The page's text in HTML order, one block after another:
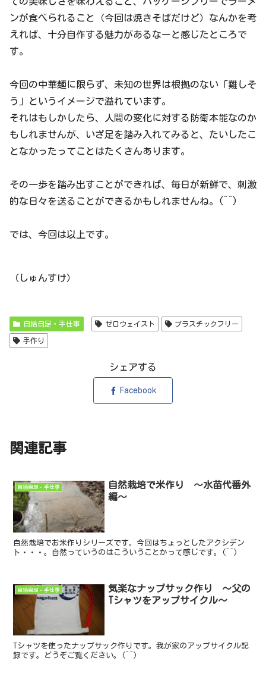
ンが食べられること（今回は焼きそばだけど）なんかを考
えれば、十分自作する魅力があるなーと感じたところで
す。
今回の中華麺に限らず、未知の世界は根拠のない「難しそ
う」というイメージで溢れています。
それはもしかしたら、人間の変化に対する防衛本能なのか
もしれませんが、いざ足を踏み入れてみると、たいしたこ
となかったってことはたくさんあります。
その一歩を踏み出すことができれば、毎日が新鮮で、刺激
的な日々を送ることができるかもしれませんね。(^^)
では、今回は以上です。
（しゅんすけ）
自給自足・手仕事 ゼロウェイスト プラスチックフリー
手作り
シェアする
Facebook
関連記事
自給自足・手仕事
自然栽培で米作り ～水苗代番外
編～
自然栽培でお米作りシリーズです。今回はちょっとしたアクシデン
ト・・・。自然っていうのはこういうことかって感じです。(^^)
自給自足・手仕事
気楽なナップサック作り ～父の
Tシャツをアップサイクル～
Tシャツを使ったナップサック作りです。我が家のアップサイクル記
録です。どうぞご覧ください。(^^)